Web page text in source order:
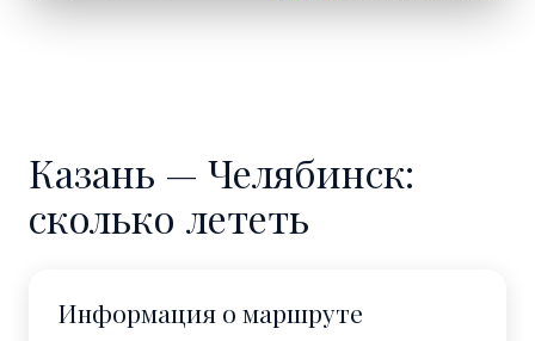
Казань — Челябинск:
сколько лететь
Информация о маршруте